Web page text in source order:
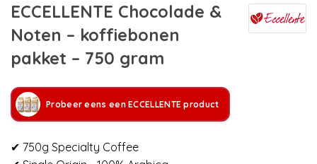
ECCELLENTE Chocolade &
Noten – koffiebonen
pakket – 750 gram
Probeer eens een ECCELLENTE product
✔ 750g Specialty Coffee